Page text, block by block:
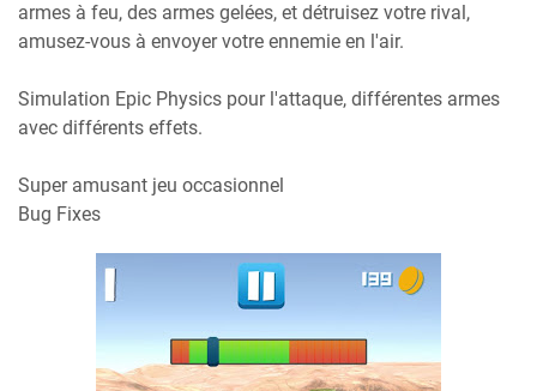
armes à feu, des armes gelées, et détruisez votre rival,
amusez-vous à envoyer votre ennemie en l'air.
Simulation Epic Physics pour l'attaque, différentes armes
avec différents effets.
Super amusant jeu occasionnel
Bug Fixes